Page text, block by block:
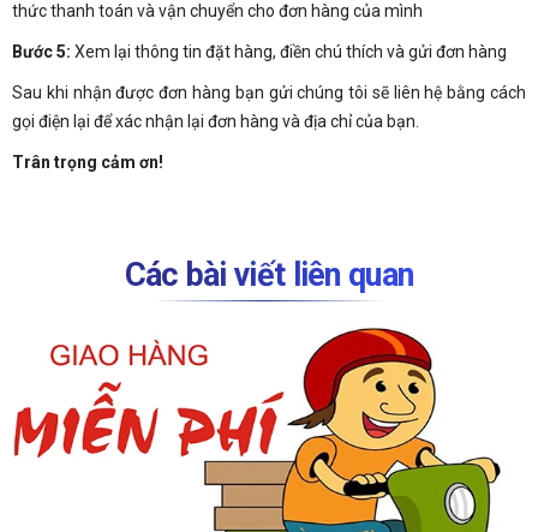
thức thanh toán và vận chuyển cho đơn hàng của mình
Bước 5: Xem lại thông tin đặt hàng, điền chú thích và gửi đơn hàng
Sau khi nhận được đơn hàng bạn gửi chúng tôi sẽ liên hệ bằng cách
gọi điện lại để xác nhận lại đơn hàng và địa chỉ của bạn.
Trân trọng cảm ơn!
Các bài viết liên quan